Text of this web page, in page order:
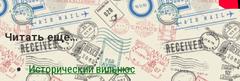
Читать еще…
Исторический вильнюс